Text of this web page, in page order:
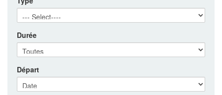
Durée
Départ